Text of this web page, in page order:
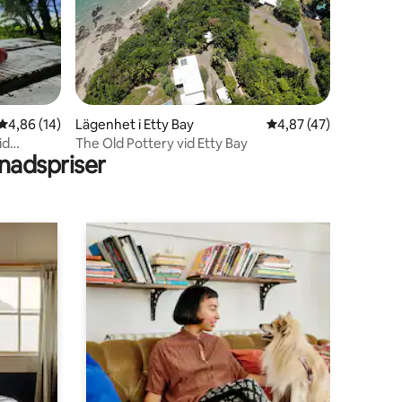
av 5 i genomsnittligt betyg, 14 omdömen
4,86 (14)
Lägenhet i Etty Bay 4,87 av 5 i
4,87 (47)
The Old Pottery vid Etty Bay